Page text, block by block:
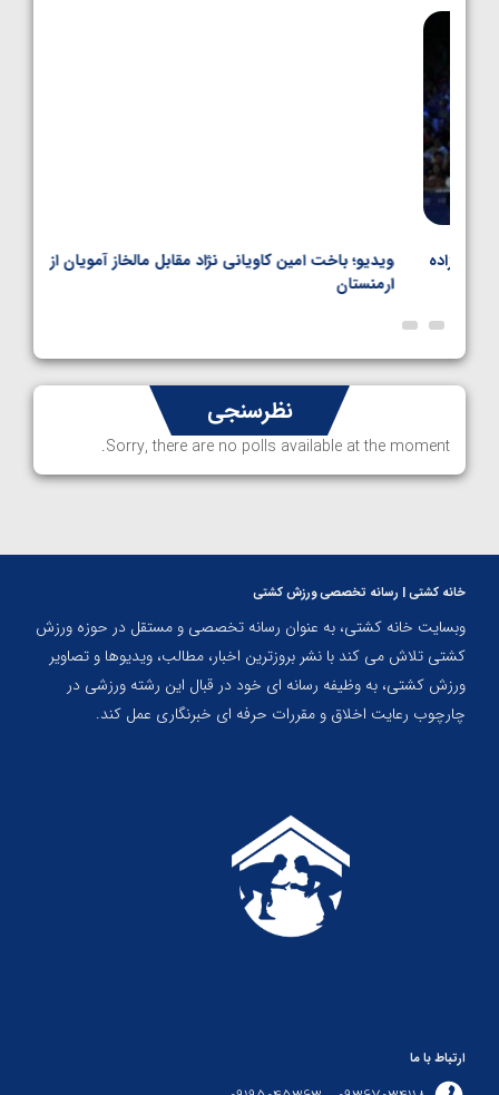
1405/05/06
ویدیو؛ باخت امین کاویانی نژاد مقابل مالخاز آمویان از
ارمنستان
نظرسنجی
Sorry, there are no polls available at the moment.
خانه کشتی | رسانه تخصصی ورزش کشتی
وبسایت خانه کشتی، به عنوان رسانه تخصصی و مستقل در حوزه ورزش
کشتی تلاش می کند با نشر بروزترین اخبار، مطالب، ویدیوها و تصاویر
ورزش کشتی، به وظیفه رسانه ای خود در قبال این رشته ورزشی در
چارچوب رعایت اخلاق و مقررات حرفه ای خبرنگاری عمل کند.
ارتباط با ما